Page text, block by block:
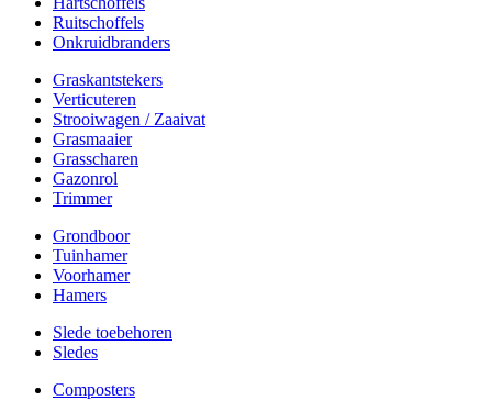
Ruitschoffels
Onkruidbranders
Graskantstekers
Verticuteren
Strooiwagen / Zaaivat
Grasmaaier
Grasscharen
Gazonrol
Trimmer
Grondboor
Tuinhamer
Voorhamer
Hamers
Slede toebehoren
Sledes
Composters